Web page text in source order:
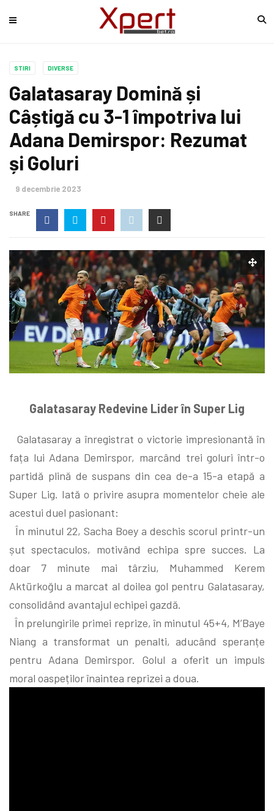
STIRI DIVERSE
Galatasaray Domină și
Câștigă cu 3-1 împotriva lui
Adana Demirspor: Rezumat
și Goluri
9 decembrie 2023
SHARE
Galatasaray Redevine Lider în Super Lig
Galatasaray a înregistrat o victorie impresionantă în
fața lui Adana Demirspor, marcând trei goluri într-o
partidă plină de suspans din cea de-a 15-a etapă a
Super Lig. Iată o privire asupra momentelor cheie ale
acestui duel pasionant:
În minutul 22, Sacha Boey a deschis scorul printr-un
șut spectaculos, motivând echipa spre succes. La
doar 7 minute mai târziu, Muhammed Kerem
Aktürkoğlu a marcat al doilea gol pentru Galatasaray,
consolidând avantajul echipei gazdă.
În prelungirile primei reprize, în minutul 45+4, M’Baye
Niang a transformat un penalti, aducând speranțe
pentru Adana Demirspor. Golul a oferit un impuls
moral oaspeților înaintea reprizei a doua.